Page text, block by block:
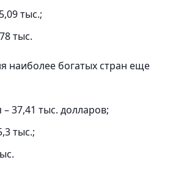
тыс.;
тыс.
наиболее богатых стран еще
37,41 тыс. долларов;
тыс.;